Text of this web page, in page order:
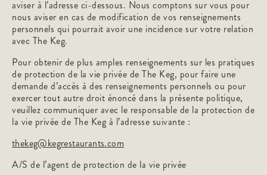
aviser à l’adresse ci-dessous. Nous comptons sur vous pour
nous aviser en cas de modification de vos renseignements
personnels qui pourrait avoir une incidence sur votre relation
avec The Keg.
Pour obtenir de plus amples renseignements sur les pratiques
de protection de la vie privée de The Keg, pour faire une
demande d’accès à des renseignements personnels ou pour
exercer tout autre droit énoncé dans la présente politique,
veuillez communiquer avec le responsable de la protection de
la vie privée de The Keg à l’adresse suivante :
thekeg@kegrestaurants.com
A/S de l’agent de protection de la vie privée